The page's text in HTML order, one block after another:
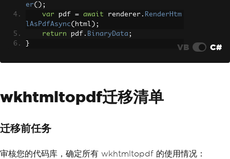
er();
var pdf = await renderer . RenderHtm
lAsPdfAsync( html );
return pdf . BinaryData ;
}
VB C#
wkhtmltopdf迁移清单
迁移前任务
审核您的代码库，确定所有 wkhtmltopdf 的使用情况：